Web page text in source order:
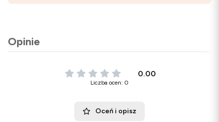
Opinie
0.00
Liczba ocen: 0
Oceń i opisz